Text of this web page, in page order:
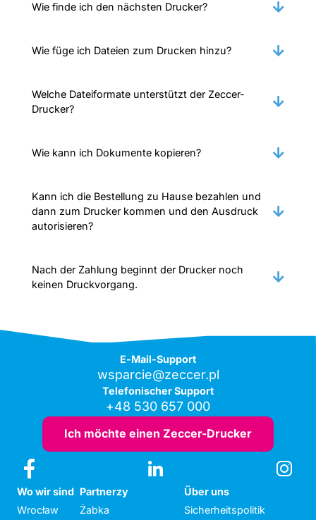
Wie finde ich den nächsten Drucker?
Wie füge ich Dateien zum Drucken hinzu?
Welche Dateiformate unterstützt der Zeccer-
Drucker?
Wie kann ich Dokumente kopieren?
Kann ich die Bestellung zu Hause bezahlen und
dann zum Drucker kommen und den Ausdruck
autorisieren?
Nach der Zahlung beginnt der Drucker noch
keinen Druckvorgang.
E-Mail-Support
wsparcie@zeccer.pl
Telefonischer Support
+48 530 657 000
Ich möchte einen Zeccer-Drucker
Wo wir sind
Wrocław
Partnerzy
Żabka
Über uns
Sicherheitspolitik